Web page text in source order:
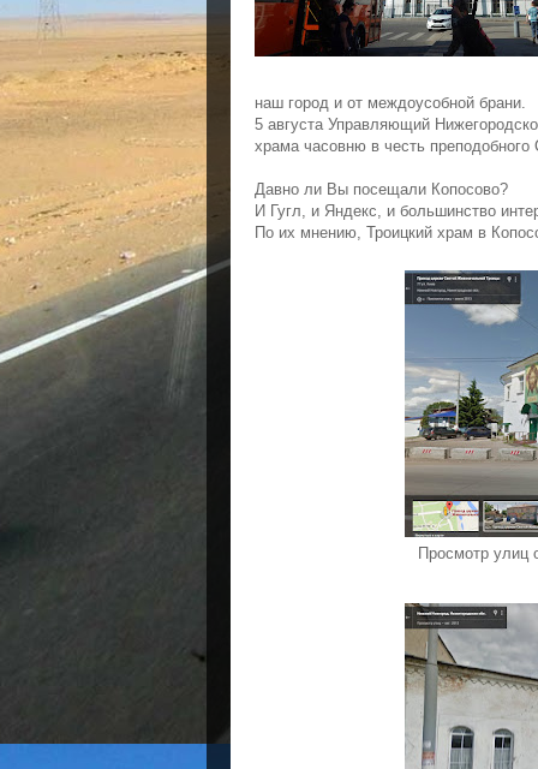
наш город и от междоусобной брани.
5 августа Управляющий
храма часовню в честь преподобного
Давно ли Вы посещали Копосово?
И Гугл, и Яндекс, и большинство
По их мнению, Троицкий храм в
Просмотр улиц